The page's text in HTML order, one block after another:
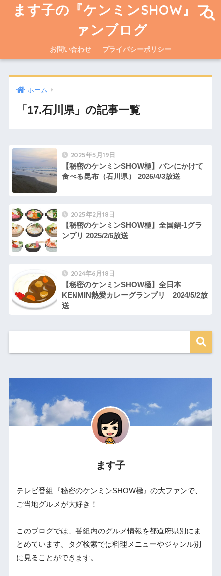
ます子の『ケンミンSHOW』フ
ァンブログ
お問い合わせ プライバシーポリシー
ホーム
「17.石川県」の記事一覧
2025年5月19日
【秘密のケンミンSHOW極】パンにかけて
食べる昆布（石川県） 2025/4/3放送
2025年2月18日
【秘密のケンミンSHOW極】全国鍋-1グラ
ンプリ 2025/2/6放送
2024年6月18日
【秘密のケンミンSHOW極】全日本
KENMIN熱愛カレーグランプリ 2024/5/2放
送
ます子
テレビ番組『秘密のケンミンSHOW極』の大ファンで、
ご当地グルメが大好き！
このブログでは、番組内のグルメ情報を都道府県別にま
とめています。タグ検索では料理メニューやジャンル別
に見ることができます。